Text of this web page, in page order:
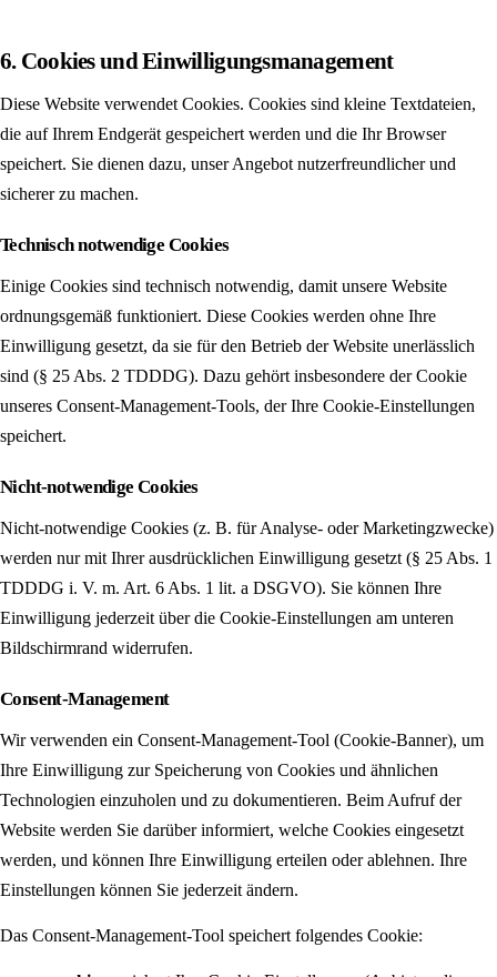
6. Cookies und Einwilligungs­management
Diese Website verwendet Cookies. Cookies sind kleine Textdateien,
die auf Ihrem Endgerät gespeichert werden und die Ihr Browser
speichert. Sie dienen dazu, unser Angebot nutzer­freundlicher und
sicherer zu machen.
Technisch notwendige Cookies
Einige Cookies sind technisch notwendig, damit unsere Website
ordnungsgemäß funktioniert. Diese Cookies werden ohne Ihre
Einwilligung gesetzt, da sie für den Betrieb der Website unerlässlich
sind (§ 25 Abs. 2 TDDDG). Dazu gehört insbesondere der Cookie
unseres Consent-Management-Tools, der Ihre Cookie-Einstellungen
speichert.
Nicht-notwendige Cookies
Nicht-notwendige Cookies (z. B. für Analyse- oder Marketingzwecke)
werden nur mit Ihrer ausdrücklichen Einwilligung gesetzt (§ 25 Abs. 1
TDDDG i. V. m. Art. 6 Abs. 1 lit. a DSGVO). Sie können Ihre
Einwilligung jederzeit über die Cookie-Einstellungen am unteren
Bildschirmrand widerrufen.
Consent-Management
Wir verwenden ein Consent-Management-Tool (Cookie-Banner), um
Ihre Einwilligung zur Speicherung von Cookies und ähnlichen
Technologien einzuholen und zu dokumentieren. Beim Aufruf der
Website werden Sie darüber informiert, welche Cookies eingesetzt
werden, und können Ihre Einwilligung erteilen oder ablehnen. Ihre
Einstellungen können Sie jederzeit ändern.
Das Consent-Management-Tool speichert folgendes Cookie: